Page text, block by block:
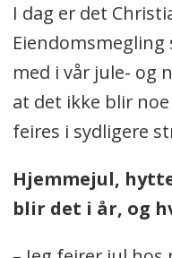
I dag er det
med i vår jule- og
at det ikke blir
feires i sydligere
Hjemmejul,
blir det i år, og